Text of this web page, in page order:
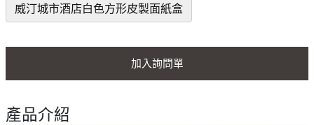
威汀城市酒店白色方形皮製面紙盒
加入詢問單
產品介紹